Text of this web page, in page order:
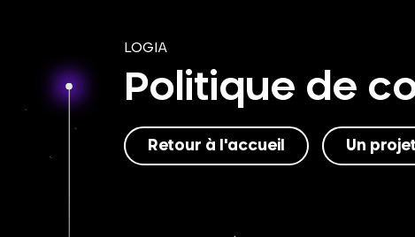
LOGIA
Politique de
Retour à l'accueil Un